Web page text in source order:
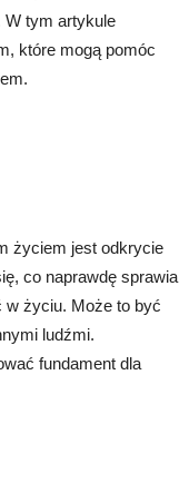
W tym artykule
które mogą pomóc
życiem jest odkrycie
co naprawdę sprawia
w życiu. Może to być
ludźmi.
fundament dla